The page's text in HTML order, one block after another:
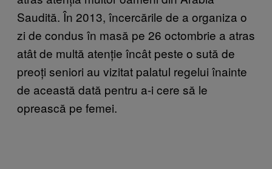
Saudită. În 2013, încercările de a organiza o
zi de condus în masă pe 26 octombrie a atras
atât de multă atenție încât peste o sută de
preoți seniori au vizitat palatul regelui înainte
de această dată pentru a-i cere să le
oprească pe femei.